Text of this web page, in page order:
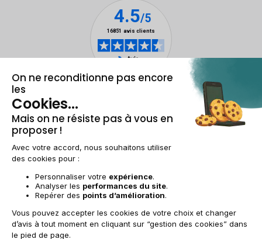
Mentions légales & CGU
Conditions générales de venteDonnées personnelles
AccessibilitéPlan du site
BE-FR | €